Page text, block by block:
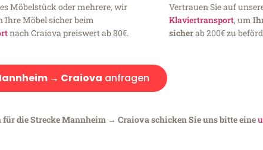
Möbelstück oder mehrere, wir
Ihre Möbel sicher beim
nach Craiova preiswert ab 80€.
Vertrauen Sie auf
Klaviertransport, um
sicherab 200€ zu
→ Craiova anfragen
die Strecke Mannheim → Craiova schicken Sie uns bitte eine